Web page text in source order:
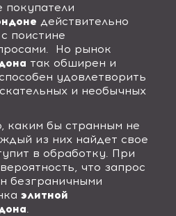
покупатели
действительно
поистине
Но рынок
так обширен и
удовлетворить
и необычных
каким бы странным не
из них найдет свое
в обработку. При
что запрос
безграничными
элитной
.